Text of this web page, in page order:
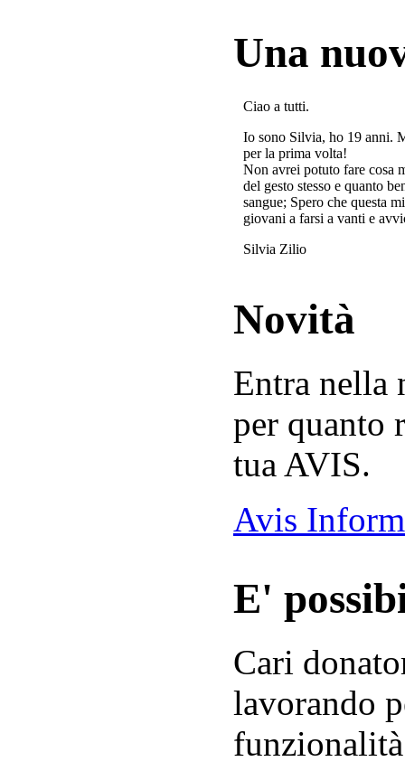
Una
Ciao a tutti.
Io sono Silvia, ho 19 anni.
per la prima volta!
Non avrei potuto fare cosa
del gesto stesso e quanto
sangue; Spero che questa
giovani a farsi a vanti e
Silvia Zilio
Novità
Entra nella
per quanto
tua AVIS.
Avis
E'
Cari
lavorando